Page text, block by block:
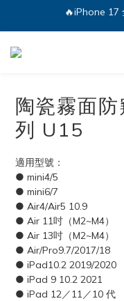
🔥iPhone 17
💕加入Q
🔥iPhone
陶瓷霧面
列 U15
適用型號：
● mini4/5
● mini6/7
● Air4/Air5 10.9
● Air 11吋（M2~M4）
● Air 13吋（M2~M4）
● Air/Pro9.7/2017/18
● iPad10.2 2019/2020
● iPad 9 10.2 2021
● iPad 12／11／10 代